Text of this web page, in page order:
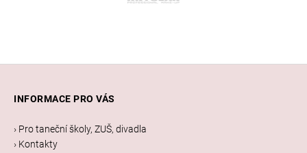
INFORMACE PRO VÁS
› Pro taneční školy, ZUŠ, divadla
› Kontakty